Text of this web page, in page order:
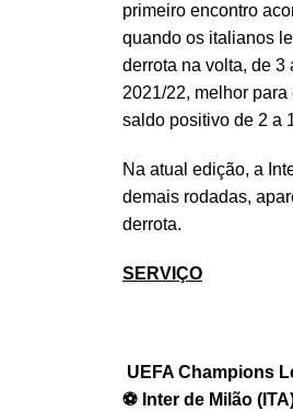
primeiro encontro
quando os italianos
derrota na volta, de
2021/22, melhor
saldo positivo de 2 a
Na atual edição, a
demais rodadas,
derrota.
SERVIÇO
UEFA Champions
⚽ Inter de Milão